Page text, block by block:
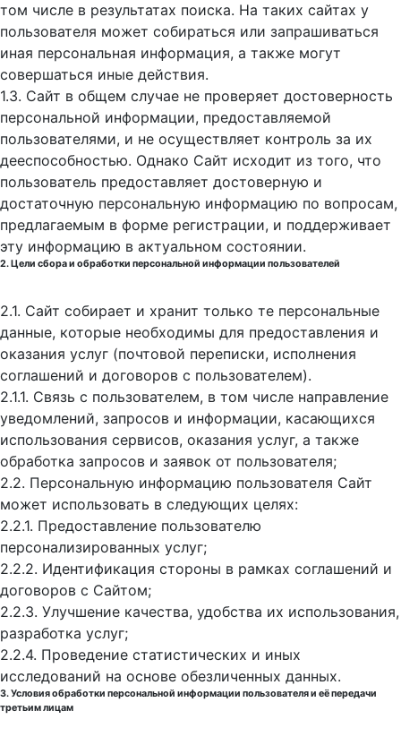
том числе в результатах поиска. На таких сайтах у
пользователя может собираться или запрашиваться
иная персональная информация, а также могут
совершаться иные действия.
1.3. Сайт в общем случае не проверяет достоверность
персональной информации, предоставляемой
пользователями, и не осуществляет контроль за их
дееспособностью. Однако Сайт исходит из того, что
пользователь предоставляет достоверную и
достаточную персональную информацию по вопросам,
предлагаемым в форме регистрации, и поддерживает
эту информацию в актуальном состоянии.
2. Цели сбора и обработки персональной информации пользователей
2.1. Сайт собирает и хранит только те персональные
данные, которые необходимы для предоставления и
оказания услуг (почтовой переписки, исполнения
соглашений и договоров с пользователем).
2.1.1. Связь с пользователем, в том числе направление
уведомлений, запросов и информации, касающихся
использования сервисов, оказания услуг, а также
обработка запросов и заявок от пользователя;
2.2. Персональную информацию пользователя Сайт
может использовать в следующих целях:
2.2.1. Предоставление пользователю
персонализированных услуг;
2.2.2. Идентификация стороны в рамках соглашений и
договоров с Сайтом;
2.2.3. Улучшение качества, удобства их использования,
разработка услуг;
2.2.4. Проведение статистических и иных
исследований на основе обезличенных данных.
3. Условия обработки персональной информации пользователя и её передачи
третьим лицам